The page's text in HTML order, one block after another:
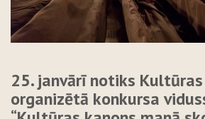
25. janvārī notiks
organizētā konkursa